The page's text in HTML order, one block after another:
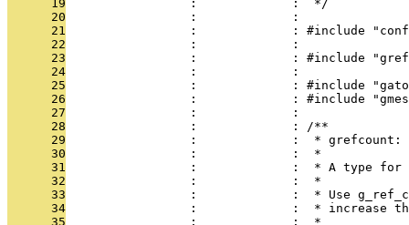
      19
                 :             :  */
      20
                 :             :
      21
:             : #include
      22
                 :             :
      23
:             : #include
      24
                 :             :
      25
:             : #include
      26
:             : #include
      27
                 :             :
      28
                 :             : /**
      29
                 :             :  * grefcount:
      30
                 :             :  *
      31
:             :  * A type
      32
                 :             :  *
      33
:             :  * Use
      34
:             :  * increase
      35
                 :             :  *